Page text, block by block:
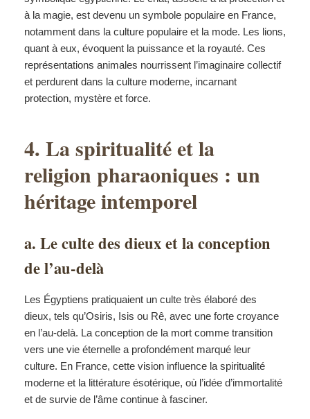
à la magie, est devenu un symbole populaire en France,
notamment dans la culture populaire et la mode. Les lions,
quant à eux, évoquent la puissance et la royauté. Ces
représentations animales nourrissent l’imaginaire collectif
et perdurent dans la culture moderne, incarnant
protection, mystère et force.
4. La spiritualité et la
religion pharaoniques : un
héritage intemporel
a. Le culte des dieux et la conception
de l’au-delà
Les Égyptiens pratiquaient un culte très élaboré des
dieux, tels qu’Osiris, Isis ou Rê, avec une forte croyance
en l’au-delà. La conception de la mort comme transition
vers une vie éternelle a profondément marqué leur
culture. En France, cette vision influence la spiritualité
moderne et la littérature ésotérique, où l’idée d’immortalité
et de survie de l’âme continue à fasciner.